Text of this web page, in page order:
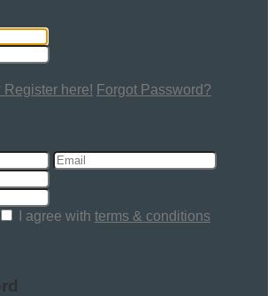
Register here! Forgot Password?
I agree with terms & conditions